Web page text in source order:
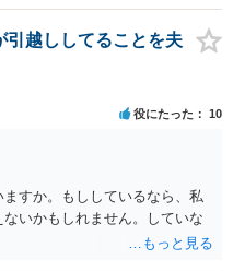
たちと会いたい）と言うより
能性もあるように思います（そ
ありません。）。 面会交流とは
ものです。 子どもたちの年齢
も、無理に面会交流をする必
うことについての申し出があ
。 仮に相手から、面会交流さ
慰謝料請求してきたとして
せん。 ご心配であれば、審判
談してみてください。
引越ししてることを夫
役にたった 10
すか。もししているなら、私
いかもしれません。していな